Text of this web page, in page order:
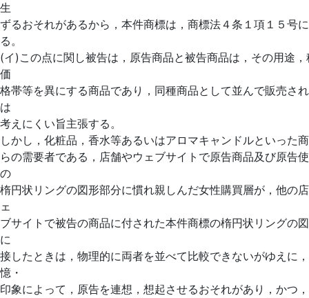
生
ずるおそれがあるから，本件商標は，商標法４条１項１５号
る。
(イ)この点に関し被告は，原告商品と被告商品は，その用途
価
格帯等を異にする商品であり，同種商品として並んで販売さ
は
考えにくい旨主張する。
しかし，化粧品，香水等あるいはアロマキャンドルといった
らの需要者である，店舗やウェブサイトで原告商品及び原告
の
楕円状リングの図形部分に慣れ親しんだ女性購買層が，他の
ェ
ブサイトで被告の商品に付された本件商標の楕円状リングの
に
接したときは，物理的に両者を並べて比較できないがゆえに
憶・
印象によって，原告を連想，想起させるおそれがあり，かつ